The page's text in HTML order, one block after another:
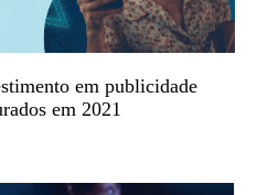
em publicidade
em 2021